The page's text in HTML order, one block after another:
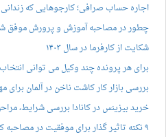
اجاره حساب صرافی؛ کارجوهایی که
چطور در مصاحبه‌ آموزش و پرورش موفق
شکایت از کارفرما در سال ۱۴۰۳
برای هر پرونده چند وکیل می توانی
بررسی بازار کار کاشت ناخن در آلمان برای
خرید بیزینس در کانادا بررسی شرایط، مراحل و
۹ نکته تاثیر گذار برای موفقیت در مصاحبه کاری آنلاین